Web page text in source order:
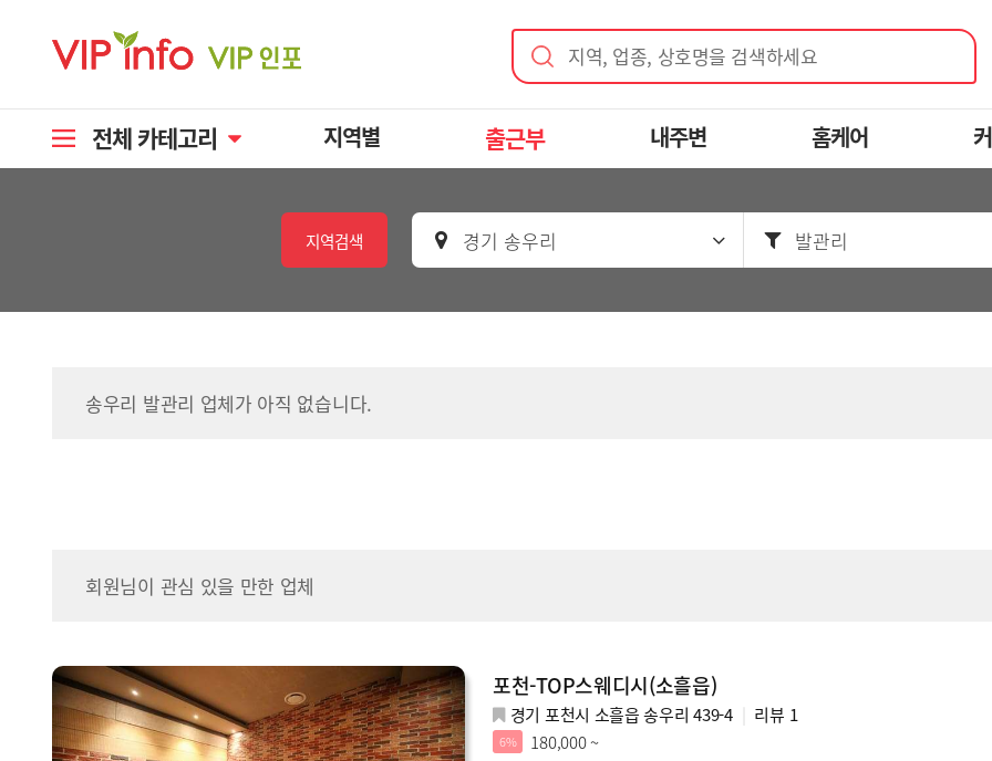
지역, 업종, 상호명을 검색하세요
전체 카테고리 지역별 출근부 내주변 홈케어
지역검색 경기 송우리 발관리
송우리 발관리 업체가 아직 없습니다.
회원님이 관심 있을 만한 업체
포천-TOP스웨디시(소흘읍)
경기 포천시 소흘읍 송우리 439-4 리뷰 1
6% 180,000 ~